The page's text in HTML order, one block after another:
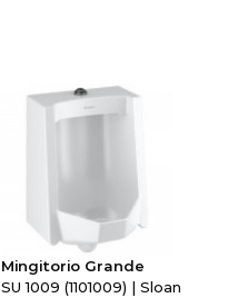
Mingitorio Grande
SU 1009 (1101009) | Sloan